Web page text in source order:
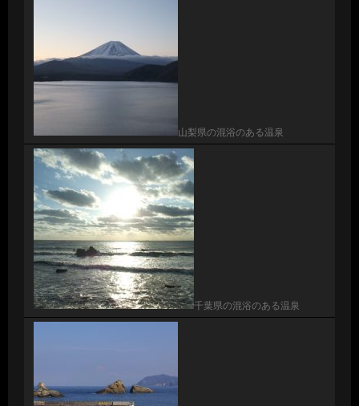
山梨県の混浴のある温泉
千葉県の混浴のある温泉